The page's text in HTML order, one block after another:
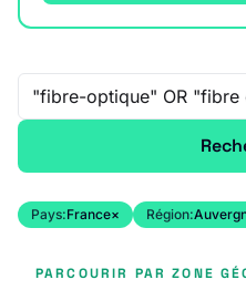
Recherche libre
Pays:France× Région:
PARCOURIR PAR ZONE